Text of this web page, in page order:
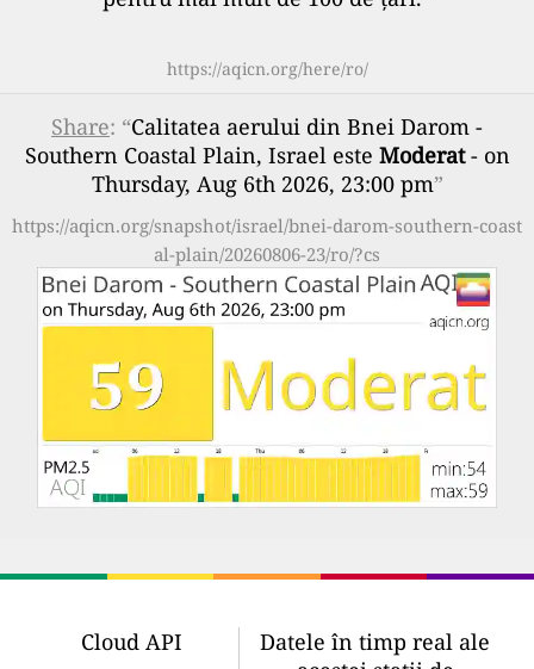
https://aqicn.org/here/ro/
Share: “Calitatea aerului din Bnei Darom -
Southern Coastal Plain, Israel este Moderat- on
Thursday, Aug 6th 2026, 23:00 pm”
https://aqicn.org/snapshot/israel/bnei-darom-southern-coast
al-plain/20260806-23/ro/?cs
Cloud API
Datele în timp real ale